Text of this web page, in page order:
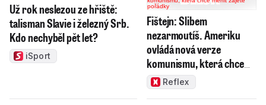
Už rok neslezou ze hřiště:
talisman Slavie i železný Srb.
Kdo nechyběl pět let?
iSport
Fištejn: Slibem
nezarmoutíš. Ameriku
ovládá nová verze
komunismu, která chce
měnit zajeté pořádky
Reflex